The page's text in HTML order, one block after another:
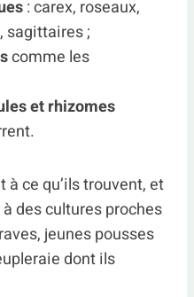
: carex, roseaux,
sagittaires ;
comme les
et rhizomes
à ce qu’ils trouvent, et
des cultures proches
jeunes pousses
dont ils